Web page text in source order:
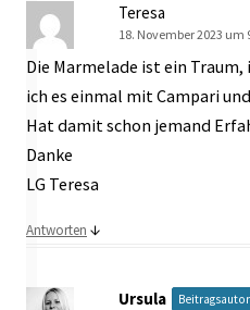
Teresa
18. November 2023 um
Die Marmelade ist ein
ich es einmal mit Campari
Hat damit schon jemand
Danke
LG Teresa
Antworten ↓
Ursula Beitragsautor